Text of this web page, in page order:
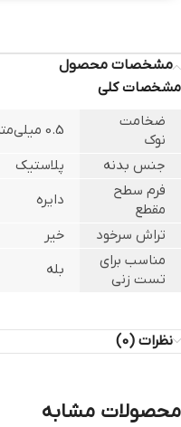
مشخصات محصول
مشخصات کلی
ضخامت
نوک
0.5 میلی‌متر
جنس بدنه
پلاستیک
فرم سطح
مقطع
دایره
تراش سرخود
خیر
مناسب برای
تست زنی
بله
نظرات (0)
محصولات مشابه